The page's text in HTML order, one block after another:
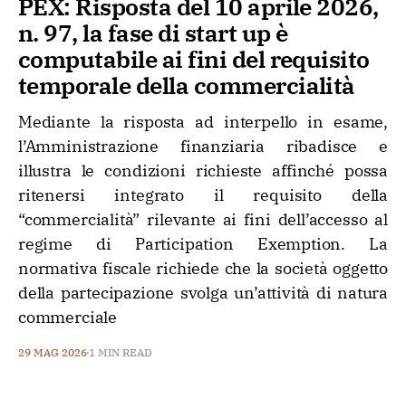
PEX: Risposta del 10 aprile 2026,
n. 97, la fase di start up è
computabile ai fini del requisito
temporale della commercialità
Mediante la risposta ad interpello in esame,
l’Amministrazione finanziaria ribadisce e
illustra le condizioni richieste affinché possa
ritenersi integrato il requisito della
“commercialità” rilevante ai fini dell’accesso al
regime di Participation Exemption. La
normativa fiscale richiede che la società oggetto
della partecipazione svolga un’attività di natura
commerciale
29 MAG 2026 1 MIN READ